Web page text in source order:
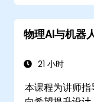
物理AI与机器
21 小时
本课程为讲师